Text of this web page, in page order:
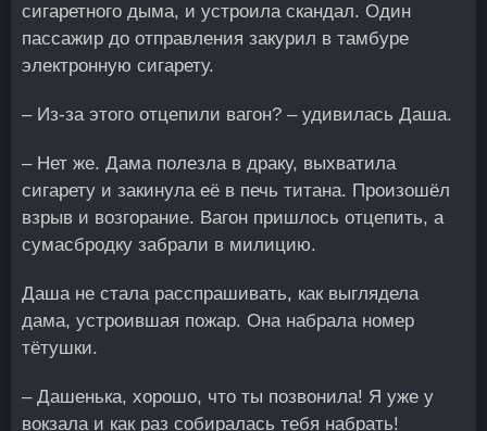
сигаретного дыма, и устроила скандал. Один
пассажир до отправления закурил в тамбуре
электронную сигарету.
– Из-за этого отцепили вагон? – удивилась Даша.
– Нет же. Дама полезла в драку, выхватила
сигарету и закинула её в печь титана. Произошёл
взрыв и возгорание. Вагон пришлось отцепить, а
сумасбродку забрали в милицию.
Даша не стала расспрашивать, как выглядела
дама, устроившая пожар. Она набрала номер
тётушки.
– Дашенька, хорошо, что ты позвонила! Я уже у
вокзала и как раз собиралась тебя набрать!